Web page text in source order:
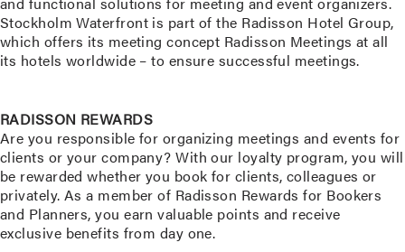
Stockholm Waterfront is part of the Radisson Hotel Group,
which offers its meeting concept Radisson Meetings at all
its hotels worldwide – to ensure successful meetings.
RADISSON REWARDS
Are you responsible for organizing meetings and events for
clients or your company? With our loyalty program, you will
be rewarded whether you book for clients, colleagues or
privately. As a member of Radisson Rewards for Bookers
and Planners, you earn valuable points and receive
exclusive benefits from day one.